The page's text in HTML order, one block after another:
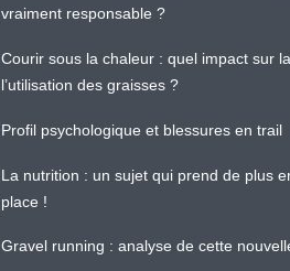
vraiment responsable ?
Courir sous la chaleur : quel impact sur
l’utilisation des graisses ?
Profil psychologique et blessures en trail
La nutrition : un sujet qui prend de plus
place !
Gravel running : analyse de cette